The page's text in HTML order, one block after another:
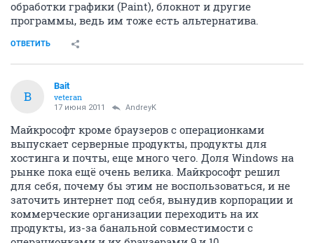
обработки графики (Paint), блокнот и другие
программы, ведь им тоже есть альтернатива.
ОТВЕТИТЬ
B
Bait
veteran
17 июня 2011 AndreyK
Майкрософт кроме браузеров с операционками
выпускает серверные продукты, продукты для
хостинга и почты, еще много чего. Доля Windows на
рынке пока ещё очень велика. Майкрософт решил
для себя, почему бы этим не воспользоваться, и не
заточить интернет под себя, вынудив корпорации и
коммерческие организации переходить на их
продукты, из-за банальной совместимости с